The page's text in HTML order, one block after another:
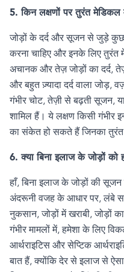
5.किन लक्षणों पर तुरंत
जोड़ों के दर्द और सूजन से जुड़े कुछ
करना चाहिए और इनके लिए
अचानक और तेज़ जोड़ों का दर्द,
और बहुत ज़्यादा दर्द वाला जोड़,
गंभीर चोट,तेज़ी से बढ़ती सूजन,
शामिल हैं। ये लक्षण किसी गंभीर
का संकेत हो सकते हैं जिनका
6.क्या बिना इलाज के जोड़ों
हाँ,बिना इलाज के जोड़ों की
अंदरूनी वजह के आधार पर,लंबे
नुकसान,जोड़ों में खराबी,जोड़ों
गंभीर मामलों में,हमेशा के लिए
आर्थराइटिस और सेप्टिक
बात हैं,क्योंकि देर से इलाज से